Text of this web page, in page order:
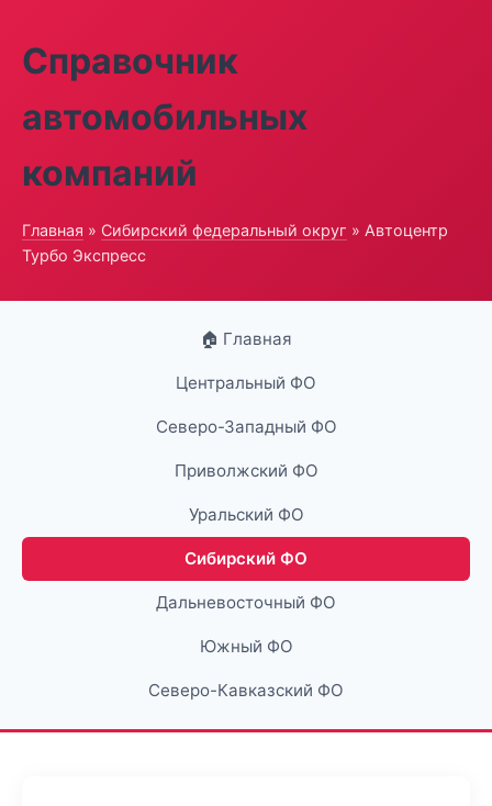
Справочник
автомобильных
компаний
Главная » Сибирский федеральный округ » Автоцентр
Турбо Экспресс
🏠 Главная
Центральный ФО
Северо-Западный ФО
Приволжский ФО
Уральский ФО
Сибирский ФО
Дальневосточный ФО
Южный ФО
Северо-Кавказский ФО